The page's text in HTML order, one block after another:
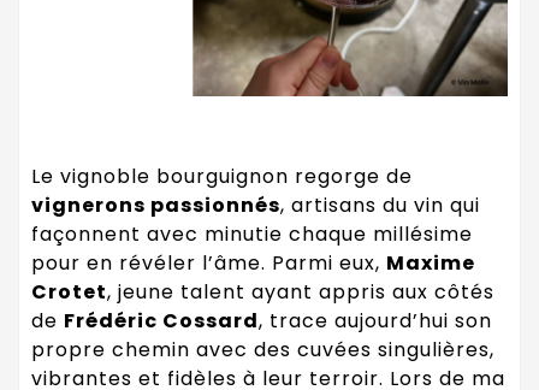
Le vignoble bourguignon regorge de
vignerons passionnés, artisans du vin qui
façonnent avec minutie chaque millésime
pour en révéler l’âme. Parmi eux, Maxime
Crotet, jeune talent ayant appris aux côtés
de Frédéric Cossard, trace aujourd’hui son
propre chemin avec des cuvées singulières,
vibrantes et fidèles à leur terroir. Lors de ma